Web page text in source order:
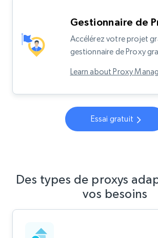
Gestionnaire de
Accélérez votre projet
gestionnaire de Proxy
Learn about Proxy
Essai gratuit
Des types de proxys
vos besoins